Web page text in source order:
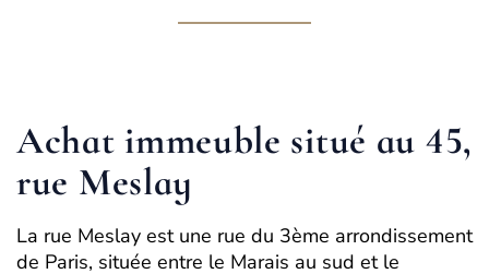
Achat immeuble situé au 45,
rue Meslay
La rue Meslay est une rue du 3ème arrondissement
de Paris, située entre le Marais au sud et le